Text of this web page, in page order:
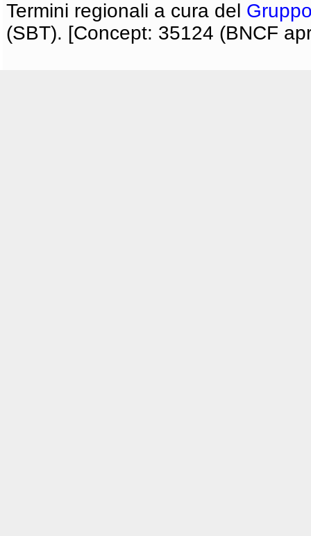
Termini regionali a cura del
(SBT). [Concept: 35124 (BNCF